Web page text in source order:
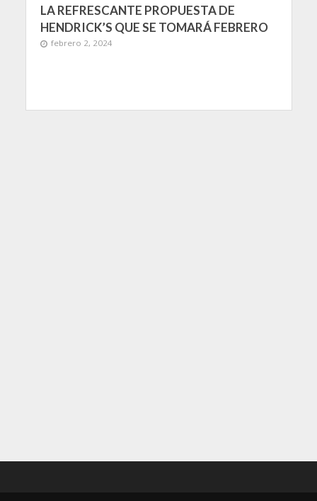
LA REFRESCANTE PROPUESTA DE
HENDRICK’S QUE SE TOMARÁ FEBRERO
febrero 2, 2024